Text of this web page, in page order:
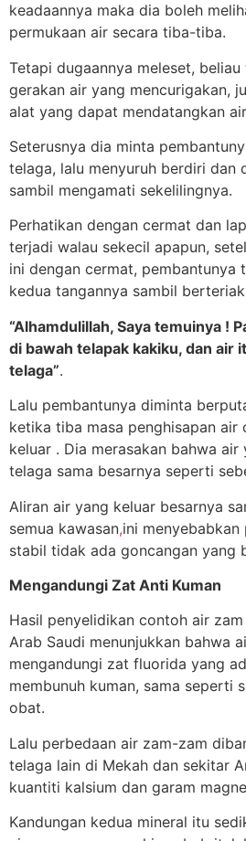
keadaannya maka dia boleh
permukaan air secara tiba-tiba.
Tetapi dugaannya meleset,
gerakan air yang mencurigakan,
alat yang dapat mendatangkan
Seterusnya dia minta
telaga, lalu menyuruh berdiri dan
sambil mengamati sekelilingnya.
Perhatikan dengan cermat dan
terjadi walau sekecil apapun,
ini dengan cermat, pembantunya
kedua tangannya sambil
“Alhamdulillah, Saya temuinya !
di bawah telapak kakiku, dan air
telaga”.
Lalu pembantunya diminta
ketika tiba masa penghisapan air
keluar . Dia merasakan bahwa
telaga sama besarnya seperti
Aliran air yang keluar besarnya
semua kawasan,ini
stabil tidak ada goncangan yang
Mengandungi Zat Anti Kuman
Hasil penyelidikan contoh air
Arab Saudi menunjukkan bahwa
mengandungi zat fluorida yang
membunuh kuman, sama seperti
obat.
Lalu perbedaan air zam-zam
telaga lain di Mekah dan sekitar
kuantiti kalsium dan garam
Kandungan kedua mineral itu